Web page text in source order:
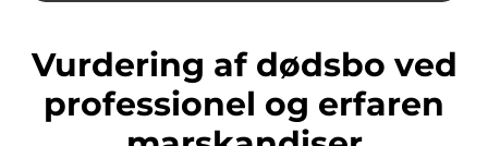
Vurdering af dødsbo ved
professionel og erfaren